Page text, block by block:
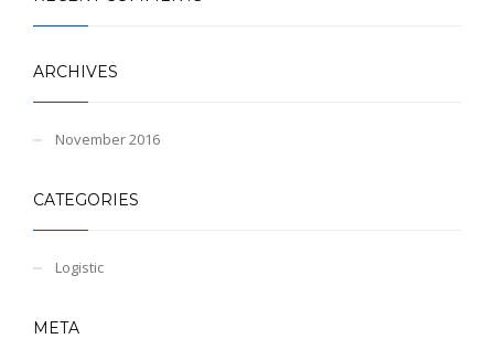
ARCHIVES
November 2016
CATEGORIES
Logistic
META